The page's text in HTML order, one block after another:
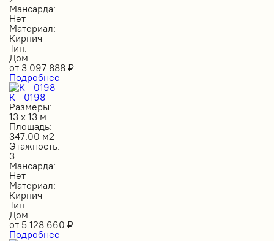
Мансарда:
Нет
Материал:
Кирпич
Тип:
Дом
от 3 097 888 ₽
Подробнее
К - 0198
Размеры:
13 х 13 м
Площадь:
347.00 м2
Этажность:
3
Мансарда:
Нет
Материал:
Кирпич
Тип:
Дом
от 5 128 660 ₽
Подробнее